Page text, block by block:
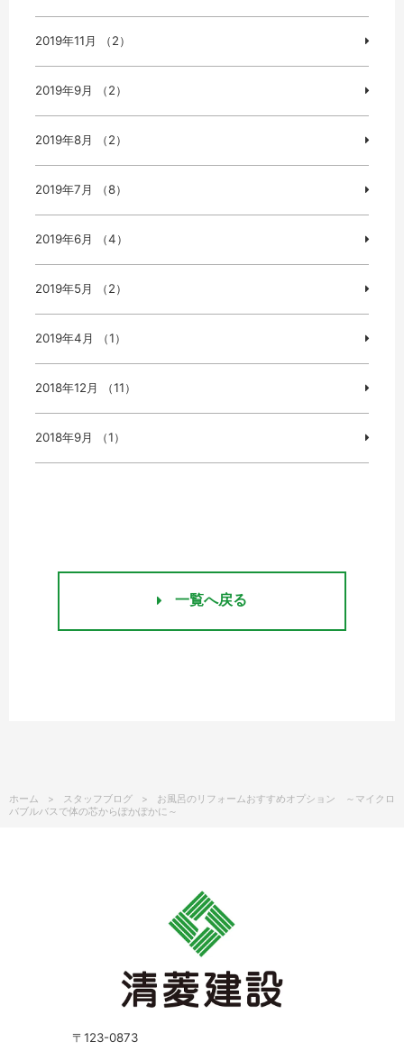
2019年11月 （2）
2019年9月 （2）
2019年8月 （2）
2019年7月 （8）
2019年6月 （4）
2019年5月 （2）
2019年4月 （1）
2018年12月 （11）
2018年9月 （1）
一覧へ戻る
ホーム スタッフブログ
お風呂のリフォームおすすめオプション ～マイクロ
バブルバスで体の芯からぽかぽかに～
〒123-0873